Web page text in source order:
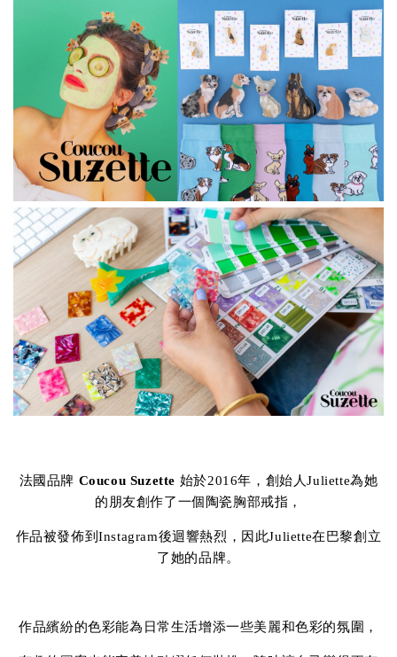
法國品牌 Coucou Suzette 始於2016年，創始人Juliette為她
的朋友創作了一個陶瓷胸部戒指，
作品被發佈到Instagram後迴響熱烈，因此Juliette在巴黎創立
了她的品牌。
作品繽紛的色彩能為日常生活增添一些美麗和色彩的氛圍，